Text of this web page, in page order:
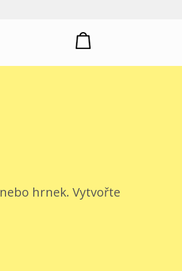
hrnek. Vytvořte